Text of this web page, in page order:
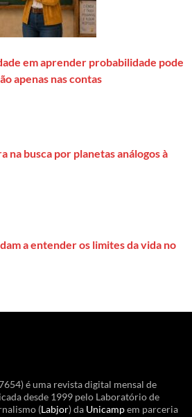
em aprender probabilidade pode
apenas nas contas
na busca por planetas análogos à
a entender os limites da vida no
é uma revista digital mensal de
desde 1999 pelo Laboratório de
(Labjor) da Unicampem parceria